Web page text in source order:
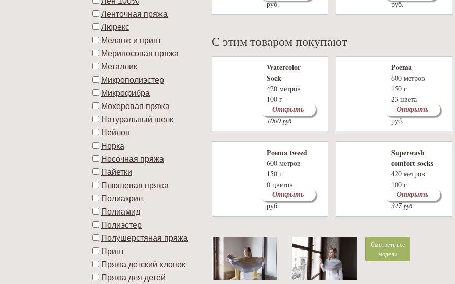
Ленточная пряжа
Люрекс
Меланж и принт
Мериносовая пряжа
Металлик
Микрополиэстер
Микрофибра
Мохеровая пряжа
Натуральный шелк
Нейлон
Норка
Носочная пряжа
Пайетки
Плюшевая пряжа
Полиакрил
Полиамид
Полиэстер
Полушерстяная пряжа
Принт
Пряжа детский хлопок
Пряжа для детей
руб.
руб.
С этим товаром покупают
Watercolor
Sock
420 метров
100 г
0 цветов
1000руб.
Открыть
Poema
600 метров
150 г
23 цвета
1470руб.1100
руб.
Открыть
Poema tweed
600 метров
150 г
0 цветов
1400руб.1106
руб.
Открыть
Superwash
comfort socks
420 метров
100 г
29 цветов
347руб.
Открыть
Смотреть все
модели